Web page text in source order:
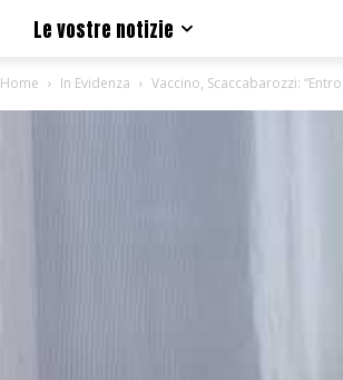
Le vostre notizie
Home In Evidenza Vaccino, Scaccabarozzi: